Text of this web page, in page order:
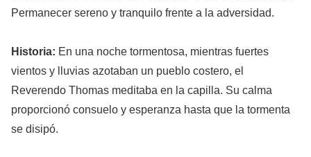
Permanecer sereno y tranquilo frente a la adversidad.
Historia: En una noche tormentosa, mientras fuertes
vientos y lluvias azotaban un pueblo costero, el
Reverendo Thomas meditaba en la capilla. Su calma
proporcionó consuelo y esperanza hasta que la tormenta
se disipó.